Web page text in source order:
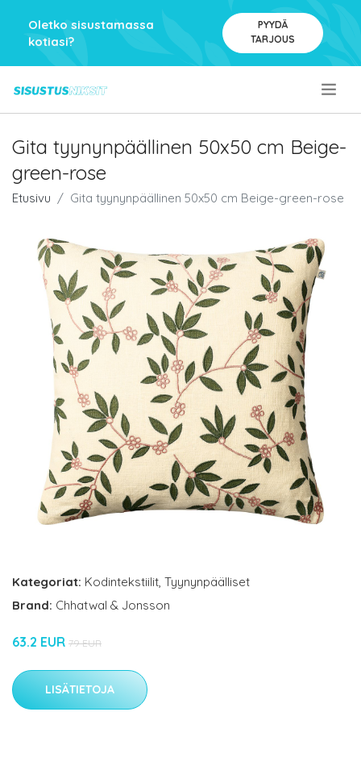
Oletko sisustamassa
kotiasi?
PYYDÄ
TARJOUS
Gita tyynynpäällinen 50x50 cm Beige-
green-rose
Etusivu Gita tyynynpäällinen 50x50 cm Beige-green-rose
Kategoriat: Kodintekstiilit, Tyynynpäälliset
Brand: Chhatwal & Jonsson
63.2 EUR 79 EUR
LISÄTIETOJA